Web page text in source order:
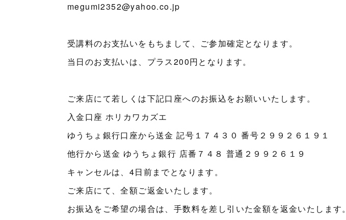
megumi2352@yahoo.co.jp
受講料のお支払いをもちまして、ご参加確定となります。
当日のお支払いは、プラス200円となります。
ご来店にて若しくは下記口座へのお振込をお願いいたします。
入金口座 ホリカワカズエ
ゆうちょ銀行口座から送金 記号１７４３０ 番号２９９２６１９１
他行から送金 ゆうちょ銀行 店番７４８ 普通２９９２６１９
キャンセルは、4日前までとなります。
ご来店にて、全額ご返金いたします。
お振込をご希望の場合は、手数料を差し引いた金額を返金いたします。